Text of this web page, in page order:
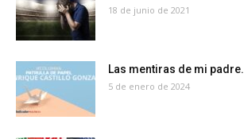
18 de junio de 2021
Las mentiras de mi padre.
5 de enero de 2024